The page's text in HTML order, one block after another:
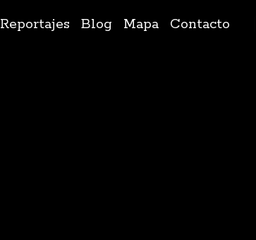
IrReportajes Blog Mapa Contacto